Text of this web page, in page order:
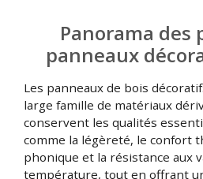
Panorama des
panneaux
Les panneaux de bois
large famille de matériaux
conservent les qualités
comme la légèreté, le confort
phonique et la résistance aux
température, tout en offrant